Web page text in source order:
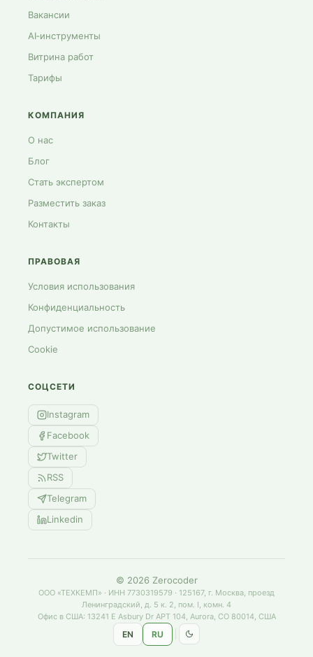
Вакансии
AI‑инструменты
Витрина работ
Тарифы
КОМПАНИЯ
О нас
Блог
Стать экспертом
Разместить заказ
Контакты
ПРАВОВАЯ
Условия использования
Конфиденциальность
Допустимое использование
Cookie
СОЦСЕТИ
Instagram
Facebook
Twitter
RSS
Telegram
Linkedin
© 2026 Zerocoder
ООО «ТЕХКЕМП» · ИНН 7730319579 · 125167, г. Москва, проезд
Ленинградский, д. 5 к. 2, пом. I, комн. 4
Офис в США: 13241 E Asbury Dr APT 104, Aurora, CO 80014, США
EN RU